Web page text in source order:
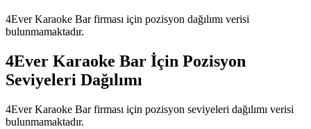
4Ever Karaoke Barfirması için pozisyon dağılımı verisi
bulunmamaktadır.
4Ever Karaoke Bar İçin Pozisyon
Seviyeleri Dağılımı
4Ever Karaoke Barfirması için pozisyon seviyeleri dağılımı verisi
bulunmamaktadır.